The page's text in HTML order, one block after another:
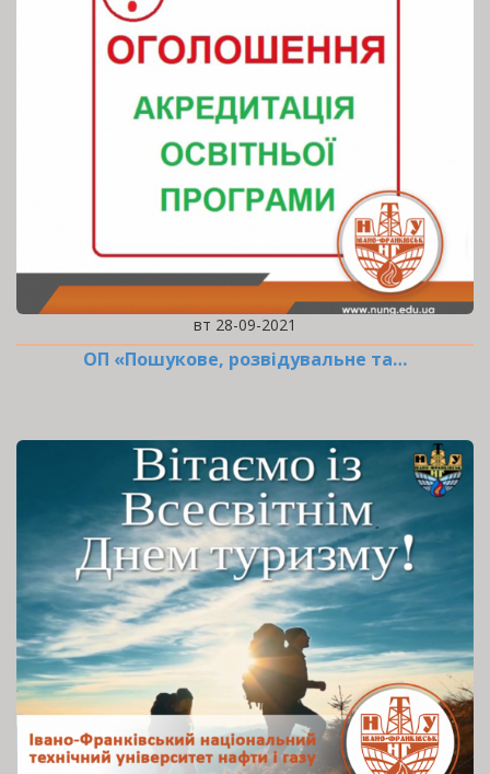
вт 28-09-2021
ОП «Пошукове, розвідувальне та…